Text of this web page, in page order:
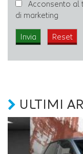
Acconsento al
di marketing
ULTIMI